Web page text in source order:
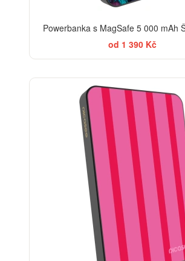
Powerbanka s MagSafe 5 000 mAh
od 1 390 Kč